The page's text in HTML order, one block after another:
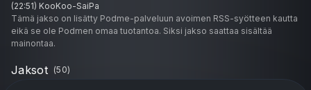
(22:51) KooKoo-SaiPa
Tämä jakso on lisätty Podme-palveluun avoimen RSS-syötteen kautta
eikä se ole Podmen omaa tuotantoa. Siksi jakso saattaa sisältää
mainontaa.
Jaksot (50)